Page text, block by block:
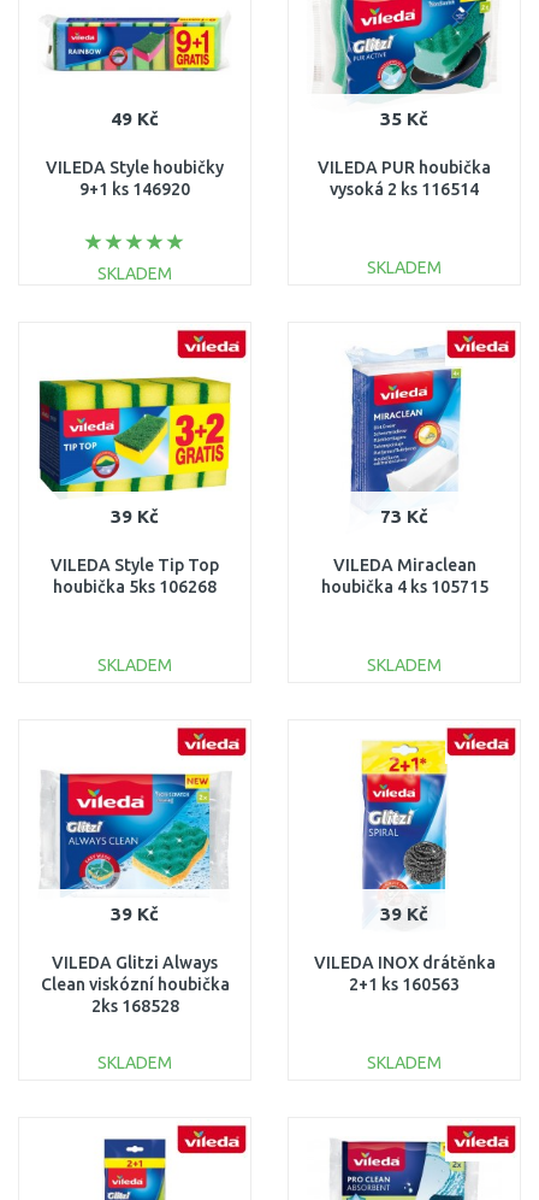
49 Kč
VILEDA Style houbičky
9+1 ks 146920
SKLADEM
35 Kč
VILEDA PUR houbička
vysoká 2 ks 116514
SKLADEM
Porovnat
39 Kč
VILEDA Style Tip Top
houbička 5ks 106268
SKLADEM
73 Kč
VILEDA Miraclean
houbička 4 ks 105715
SKLADEM
Porovnat
39 Kč
VILEDA Glitzi Always
Clean viskózní houbička
2ks 168528
SKLADEM
Porovnat
39 Kč
VILEDA INOX drátěnka
2+1 ks 160563
SKLADEM
Porovnat